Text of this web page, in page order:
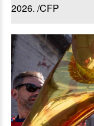
2026. /CFP